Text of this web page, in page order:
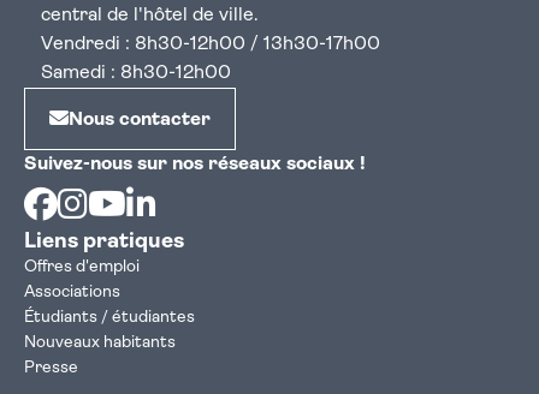
central de l'hôtel de ville.
Vendredi : 8h30-12h00 / 13h30-17h00
Samedi : 8h30-12h00
Nous contacter
Suivez-nous sur nos réseaux sociaux !
Facebook
Instagram
Youtube
Liens pratiques
Offres d'emploi
Associations
Étudiants / étudiantes
Nouveaux habitants
Presse